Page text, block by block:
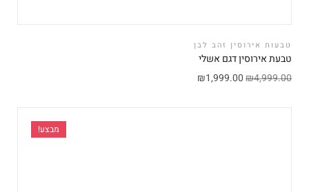
טבעות אירוסין זהב לבן
טבעת אירוסין דגם אשלי
₪4,999.00
₪1,999.00
מבצע!